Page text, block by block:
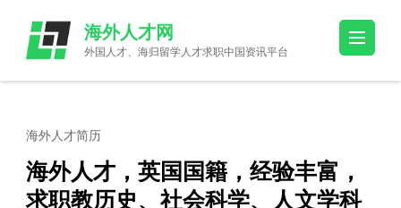
content
(Press
海外人才网
外国人才、海归留学人才求职中国资讯平台
海外人才简历
海外人才，英国国籍，经验丰富，
求职教历史、社会科学、人文学科